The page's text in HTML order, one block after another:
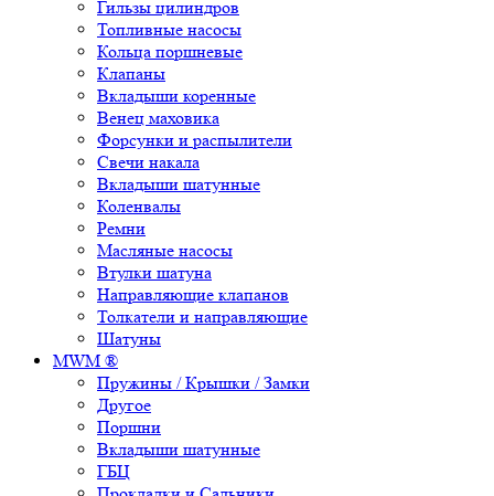
Гильзы цилиндров
Топливные насосы
Кольца поршневые
Клапаны
Вкладыши коренные
Венец маховика
Форсунки и распылители
Свечи накала
Вкладыши шатунные
Коленвалы
Ремни
Масляные насосы
Втулки шатуна
Направляющие клапанов
Толкатели и направляющие
Шатуны
MWM ®
Пружины / Крышки / Замки
Другое
Поршни
Вкладыши шатунные
ГБЦ